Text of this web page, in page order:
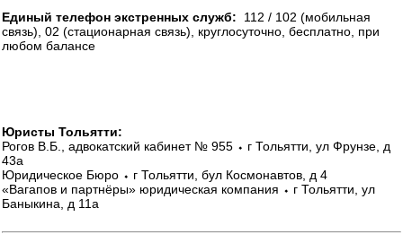
Единый телефон экстренных служб: 112 / 102 (мобильная
связь), 02 (стационарная связь), круглосуточно, бесплатно, при
любом балансе
Юристы Тольятти:
Рогов В.Б., адвокатский кабинет № 955 ⬩ г Тольятти, ул Фрунзе, д
43а
Юридическое Бюро ⬩ г Тольятти, бул Космонавтов, д 4
«Вагапов и партнёры» юридическая компания ⬩ г Тольятти, ул
Баныкина, д 11а